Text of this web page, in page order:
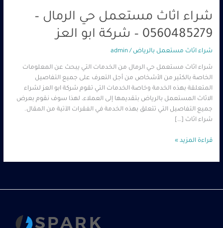
شراء اثاث مستعمل حي الرمال –
0560485279 – شركة ابو العز
شراء اثاث مستعمل بالرياض /
admin
شراء اثاث مستعمل حي الرمال من الخدمات التي يبحث عن المعلومات
الخاصة بالكثير من الأشخاص من أجل التعرف على جميع التفاصيل
المتعلقة بهذه الخدمة وخاصة الخدمات التي تقوم شركة ابو العز لشراء
الاثاث المستعمل بالرياض بتقديمها إلى العملاء، لهذا سوف نقوم بعرض
جميع التفاصيل التي تتعلق بهذه الخدمة في الفقرات الآتية من المقال.
شراء اثاث […]
قراءة المزيد »